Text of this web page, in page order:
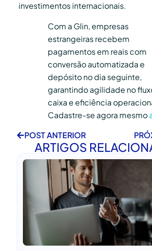
investimentos internacionais.
Com a Glin, empresas
estrangeiras recebem
pagamentos em reais com
conversão automatizada e
depósito no dia seguinte,
garantindo agilidade no
caixa e eficiência
Cadastre-se agora mesmo
POST ANTERIOR
ARTIGOS